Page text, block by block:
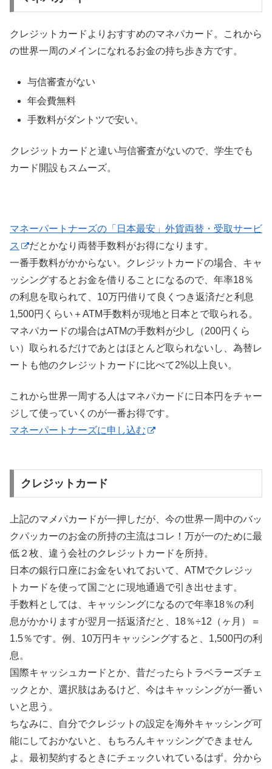
クレジットカードよりおすすめのマネパカード。これから
の世界一周のメインになれるお金の持ち歩き方です。
与信審査がない
年会費無料
手数料がダントツで安い。
クレジットカードと違い与信審査がないので、学生でも
カード開設もスムーズ。
マネーパートナーズの「日本最安」外貨両替・受取サービ
ス
だとかなり両替手数料がお得になります。
一番手数料がかからない。クレジットカードの場合、キャ
ッシングするとお金を借りることになるので、年率18％
の利息を取られて、10万円借りて良くつき返済だと利息
1,500円くらい＋ATM手数料が現地と日本とで取られる。
マネパカードの場合はATMの手数料が少し（200円くら
い）取られるだけであとはほとんど取られないし、為替レ
ートも他のクレジットカードに比べて2%以上良い。
これから世界一周する人はマネパカードに日本円をチャー
ジして使っていくのが一番お得です。
マネーパートナーズに申し込む
クレジットカード
上記のマメパカードが一押しだが、今の世界一周中のバッ
クパッカーのお金の所持の主流はコレ！万が一のために最
低２枚、違う会社のクレジットカードを所持。
日本の銀行口座にお金をいれておいて、ATMでクレジッ
トカードを使って国ごとに現地通過で引き出せます。
手数料としては、キャッシングになるので年率18％の利
息がかかりますが翌月一括返済だと、18％÷12（ヶ月）＝
1.5％です。例、10万円キャッシングすると、1,500円の利
息。
国際キャッシュカードとか、昔だったらトラベラーズチェ
ックとか、選択肢はあるけど、今はキャッシングが一番い
いと思う。
ちなみに、自分でクレジットの設定を海外キャッシング可
能にしておかないと、もちろんキャッシングできません
よ。最初契約するときにチェックいれているはず。分から